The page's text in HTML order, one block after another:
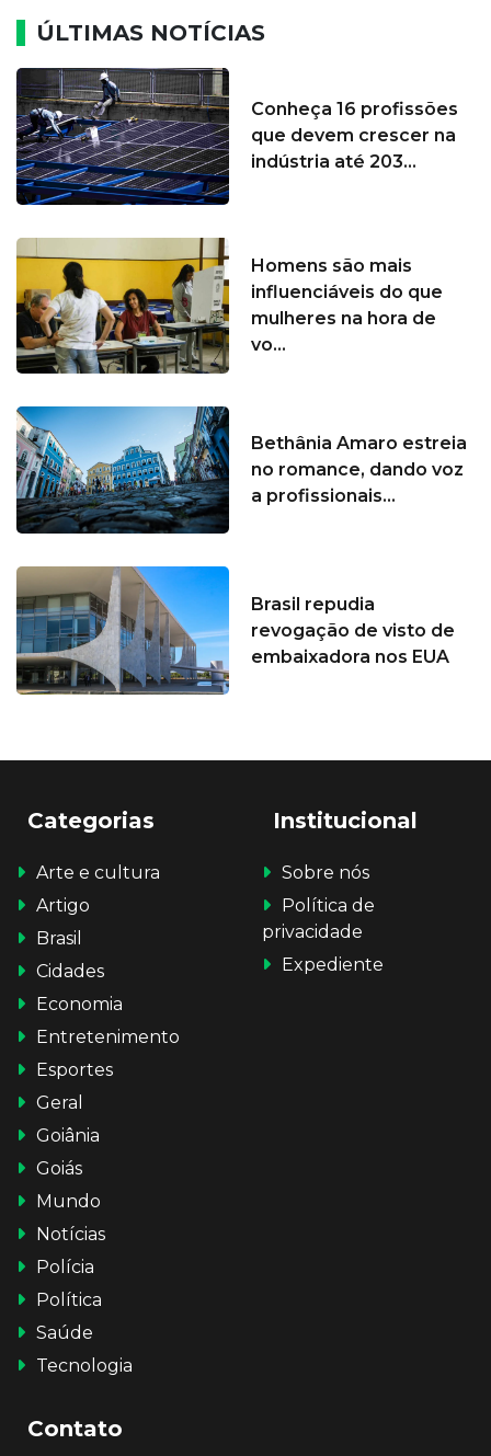
ÚLTIMAS NOTÍCIAS
Conheça 16 profissões
que devem crescer na
indústria até 203...
Homens são mais
influenciáveis do que
mulheres na hora de
vo...
Bethânia Amaro estreia
no romance, dando voz
a profissionais...
Brasil repudia
revogação de visto de
embaixadora nos EUA
Categorias
Arte e cultura
Artigo
Brasil
Cidades
Economia
Entretenimento
Esportes
Geral
Goiânia
Goiás
Mundo
Notícias
Polícia
Política
Saúde
Tecnologia
Institucional
Sobre nós
Política de
privacidade
Expediente
Contato